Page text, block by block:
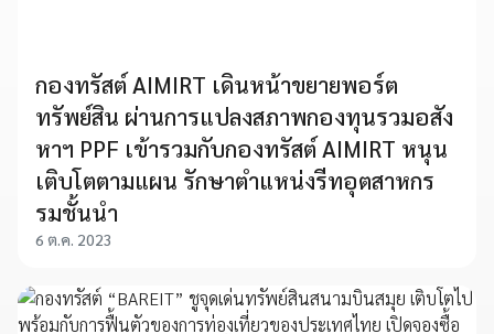
กองทรัสต์ AIMIRT เดินหน้าขยายพอร์ต
ทรัพย์สิน ผ่านการแปลงสภาพกองทุนรวมอสัง
หาฯ PPF เข้ารวมกับกองทรัสต์ AIMIRT หนุน
เติบโตตามแผน รักษาตำแหน่งรีทอุตสาหกร
รมชั้นนำ
6 ต.ค. 2023